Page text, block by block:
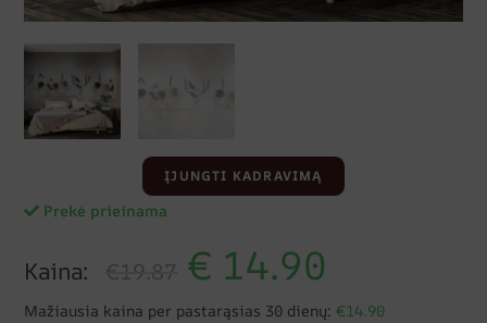
ĮJUNGTI KADRAVIMĄ
Prekė prieinama
Kaina: €19.87 € 14.90
Mažiausia kaina per pastarąsias 30 dienų: €14.90